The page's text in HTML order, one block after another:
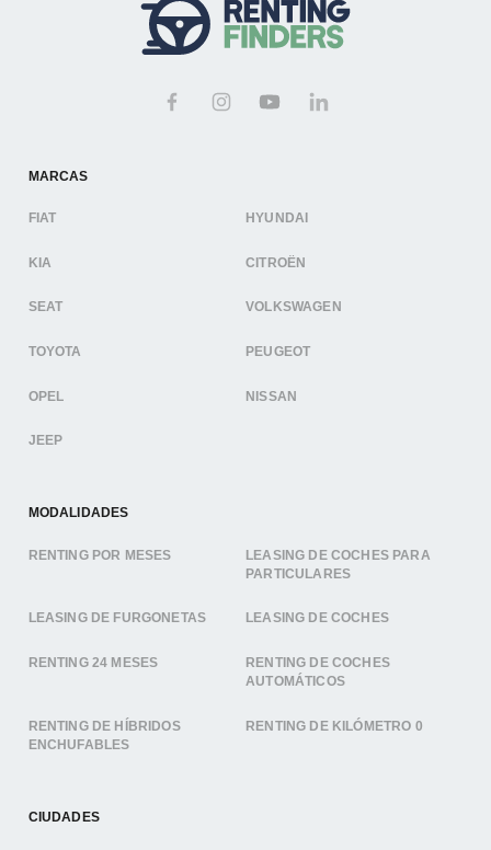
MARCAS
FIAT HYUNDAI
KIA CITROËN
SEAT VOLKSWAGEN
TOYOTA PEUGEOT
OPEL NISSAN
JEEP
MODALIDADES
RENTING POR MESES
LEASING DE COCHES PARA
PARTICULARES
LEASING DE FURGONETAS LEASING DE COCHES
RENTING 24 MESES
RENTING DE COCHES
AUTOMÁTICOS
RENTING DE HÍBRIDOS
ENCHUFABLES
RENTING DE KILÓMETRO 0
CIUDADES